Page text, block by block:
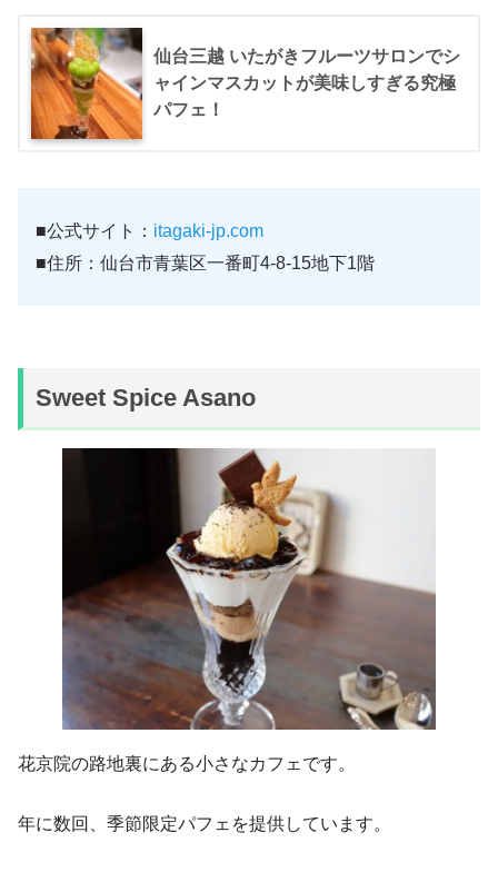
仙台三越 いたがきフルーツサロンでシ
ャインマスカットが美味しすぎる究極
パフェ！
■公式サイト： itagaki-jp.com
■住所：仙台市青葉区一番町4-8-15地下1階
Sweet Spice Asano
花京院の路地裏にある小さなカフェです。
年に数回、季節限定パフェを提供しています。